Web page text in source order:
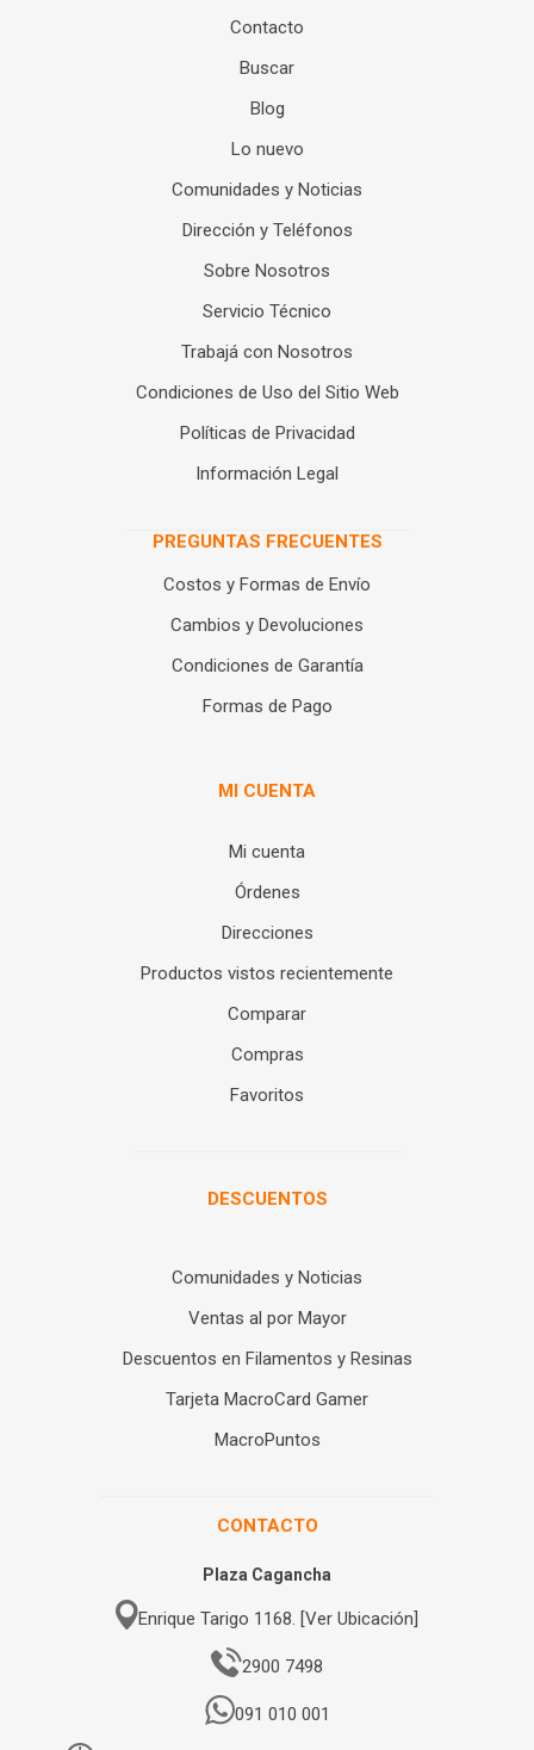
Contacto
Buscar
Blog
Lo nuevo
Comunidades y Noticias
Dirección y Teléfonos
Sobre Nosotros
Servicio Técnico
Trabajá con Nosotros
Condiciones de Uso del Sitio Web
Políticas de Privacidad
Información Legal
PREGUNTAS FRECUENTES
Costos y Formas de Envío
Cambios y Devoluciones
Condiciones de Garantía
Formas de Pago
MI CUENTA
Mi cuenta
Órdenes
Direcciones
Productos vistos recientemente
Comparar
Compras
Favoritos
DESCUENTOS
Comunidades y Noticias
Ventas al por Mayor
Descuentos en Filamentos y Resinas
Tarjeta MacroCard Gamer
MacroPuntos
CONTACTO
Plaza Cagancha
Enrique Tarigo 1168. [Ver Ubicación]
2900 7498
091 010 001